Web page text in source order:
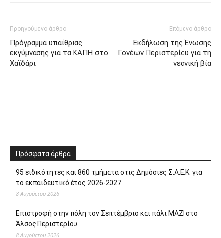
Προηγούμενο άρθρο
Πρόγραμμα υπαίθριας
εκγύμνασης για τα ΚΑΠΗ στο
Χαϊδάρι
Επόμενο άρθρο
Εκδήλωση της Ένωσης
Γονέων Περιστερίου για τη
νεανική βία
Πρόσφατα άρθρα
95 ειδικότητες και 860 τμήματα στις Δημόσιες Σ.Α.Ε.Κ. για
το εκπαιδευτικό έτος 2026-2027
8 Αυγούστου 2026
Επιστροφή στην πόλη τον Σεπτέμβριο και πάλι ΜΑΖΙ στο
Άλσος Περιστερίου
8 Αυγούστου 2026